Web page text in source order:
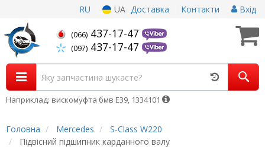
RU UA Доставка Контакти Вхід
(066) 437-17-47
(097) 437-17-47
Наприклад: вискомуфта бмв Е39, 1334101
Головна Mercedes
S-Class W220
Підвісний підшипник карданного валу